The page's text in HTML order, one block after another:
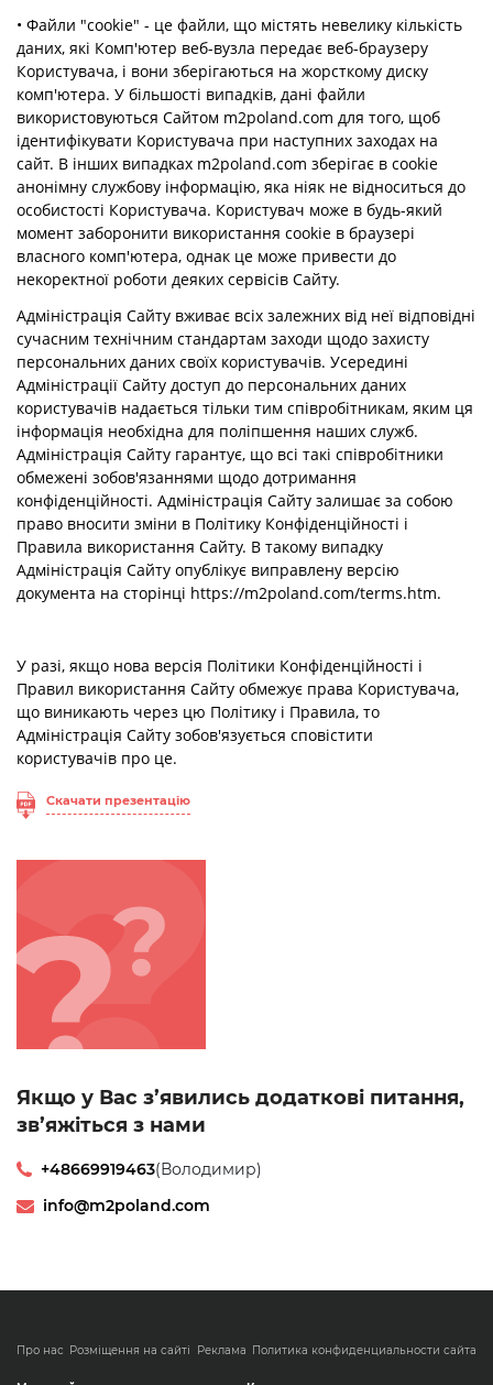
• Файли "cookie" - це файли, що містять невелику кількість
даних, які Комп'ютер веб-вузла передає веб-браузеру
Користувача, і вони зберігаються на жорсткому диску
комп'ютера. У більшості випадків, дані файли
використовуються Сайтом m2poland.com для того, щоб
ідентифікувати Користувача при наступних заходах на
сайт. В інших випадках m2poland.com зберігає в cookie
анонімну службову інформацію, яка ніяк не відноситься до
особистості Користувача. Користувач може в будь-який
момент заборонити використання cookie в браузері
власного комп'ютера, однак це може привести до
некоректної роботи деяких сервісів Сайту.
Адміністрація Сайту вживає всіх залежних від неї відповідні
сучасним технічним стандартам заходи щодо захисту
персональних даних своїх користувачів. Усередині
Адміністрації Сайту доступ до персональних даних
користувачів надається тільки тим співробітникам, яким ця
інформація необхідна для поліпшення наших служб.
Адміністрація Сайту гарантує, що всі такі співробітники
обмежені зобов'язаннями щодо дотримання
конфіденційності. Адміністрація Сайту залишає за собою
право вносити зміни в Політику Конфіденційності і
Правила використання Сайту. В такому випадку
Адміністрація Сайту опублікує виправлену версію
документа на сторінці https://m2poland.com/terms.htm.
У разі, якщо нова версія Політики Конфіденційності і
Правил використання Сайту обмежує права Користувача,
що виникають через цю Політику і Правила, то
Адміністрація Сайту зобов'язується сповістити
користувачів про це.
Скачати презентацію
Якщо у Вас з’явились додаткові питання,
зв’яжіться з нами
+48669919463(Володимир)
info@m2poland.com
Про нас Розміщення на сайті Реклама Политика конфиденциальности сайта